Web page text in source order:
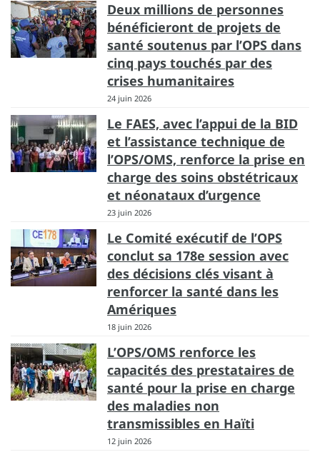
Deux millions de personnes
bénéficieront de projets de
santé soutenus par l’OPS dans
cinq pays touchés par des
crises humanitaires
24 juin 2026
Le FAES, avec l’appui de la BID
et l’assistance technique de
l’OPS/OMS, renforce la prise en
charge des soins obstétricaux
et néonataux d’urgence
23 juin 2026
Le Comité exécutif de l’OPS
conclut sa 178e session avec
des décisions clés visant à
renforcer la santé dans les
Amériques
18 juin 2026
L’OPS/OMS renforce les
capacités des prestataires de
santé pour la prise en charge
des maladies non
transmissibles en Haïti
12 juin 2026